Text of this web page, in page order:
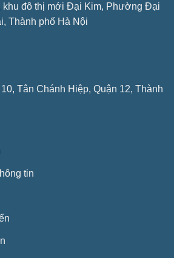
khu đô thị mới Đại Kim, Phường Đại
Thành phố Hà Nội
Tân Chánh Hiệp, Quận 12, Thành
tin